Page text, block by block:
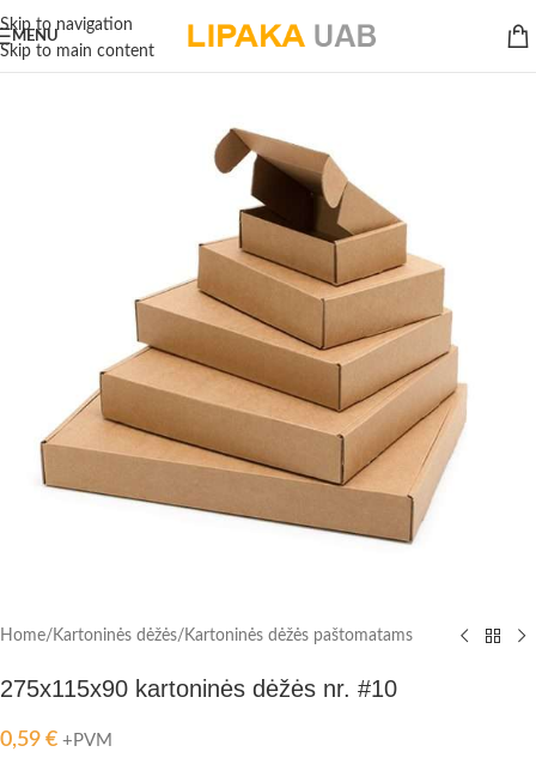
Skip to navigation
Skip to main content
MENU
Home/ Kartoninės dėžės/ Kartoninės dėžės paštomatams
275x115x90 kartoninės dėžės nr. #10
0,59 € +PVM